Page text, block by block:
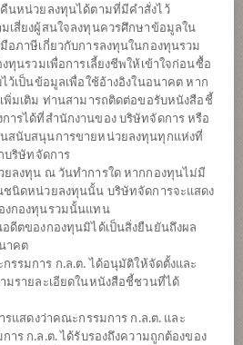
ณิชย์
Population Trend
นหน่วยลงทุนได้ตามที่มีคำสั่งไว้
เสี่ยงผู้สนใจลงทุนควรศึกษาข้อมูลใน
ภาษีเกี่ยวกับการลงทุนในกองทุนรวม
ทุนรวมเพื่อการเลี้ยงชีพให้เข้าใจก่อนซื้อ
ว้เป็นข้อมูลเพื่อใช้อ้างอิงในอนาคต หาก
พิ่มเติม ท่านสามารถติดต่อขอรับหนังสือชี้
ารได้ที่สำนักงานของ บริษัทจัดการ หรือ
สนับสนุนการขายหน่วยลงทุนทุกแห่งที่
บริษัทจัดการ
ลงทุน ณ วันทำการใด หากกองทุนไม่มี
นิดหน่วยลงทุนนั้น บริษัทจัดการจะแสดง
กองทุนรวมนั้นแทน
ดีตของกองทุนมิได้เป็นสิ่งยืนยันถึงผล
าคต
รรมการ ก.ล.ต. ได้อนุมัติให้จัดตั้งและ
มรายละเอียดในหนังสือชี้ชวนที่ได้
รแสดงว่าคณะกรรมการ ก.ล.ต. และ
าร ก.ล.ต. ได้รับรองถึงความถูกต้องของ